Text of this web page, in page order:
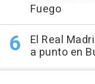
Fuego
El Real
a punto en